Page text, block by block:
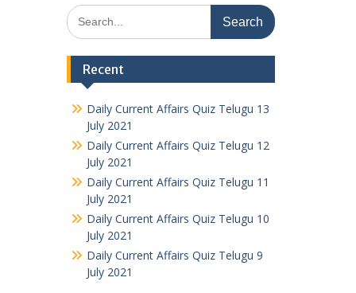
Search
for:
Recent
Daily Current Affairs Quiz Telugu 13
July 2021
Daily Current Affairs Quiz Telugu 12
July 2021
Daily Current Affairs Quiz Telugu 11
July 2021
Daily Current Affairs Quiz Telugu 10
July 2021
Daily Current Affairs Quiz Telugu 9
July 2021